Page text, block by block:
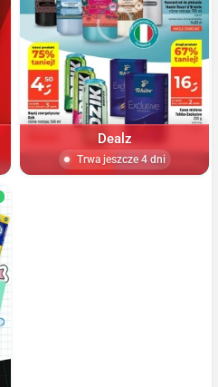
Dealz
Trwa jeszcze 4 dni